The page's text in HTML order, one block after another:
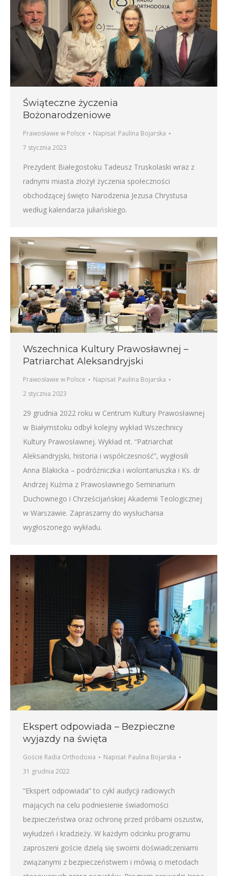
Świąteczne życzenia
Bożonarodzeniowe
Prawosławie w Polsce Napisał: Paulina Bojarska
7 stycznia 2023
Prezydent Białegostoku Tadeusz Truskolaski wraz z
radnymi miasta złożył życzenia społeczności
obchodzącej święto Narodzenia Jezusa Chrystusa
według kalendarza juliańskiego.
Wszechnica Kultury Prawosławnej –
Patriarchat Aleksandryjski
Prawosławie w Polsce Napisał: Paulina Bojarska
2 stycznia 2023
29 grudnia 2022 roku w Centrum Kultury Prawosławnej
w Białymstoku odbył kolejny wykład Wszechnicy
Kultury Prawosławnej. Wykład nt. “Patriarchat
Aleksandryjski, historia i współczesność”, wygłosili
Anna Blakicka – podróżniczka i wolontariuszka i Ks. dr
Andrzej Kuźma z Prawosławnego Seminarium
Duchownego i Chrześcijańskiej Akademii Teologicznej
w Warszawie. Zapraszamy do wysłuchania
wygłoszonego wykładu.
Ekspert odpowiada – Bezpieczne
wyjazdy na święta
Goście Radia Orthodoxia Napisał: Paulina Bojarska
31 grudnia 2022
“Ekspert odpowiada” to cykl audycji radiowych
mających na celu podniesienie świadomości
bezpieczeństwa oraz ochronę przed próbami oszustw,
wyłudzeń i kradzieży. W każdym odcinku programu
zaproszeni goście dzielą się swoimi doświadczeniami
związanymi z bezpieczeństwem i mówią o metodach